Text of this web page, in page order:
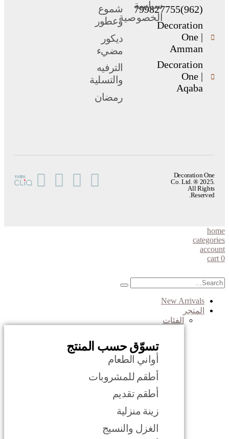
(962)799827755
Decoration
One |
Amman
Decoration
One |
Aqaba
سياسة
الخصوصية
شموع
وعطور
ديكور
مضيء
الترفيه
والتسلية
رمضان
Decoration One
Co. Ltd. ® 2025.
All Rights
Reserved.
home
categories
account
0
cart
New Arrivals
المتجر
الفئات
تسوّق حسب المنتج
أواني الطعام
أطقم للمشروبات
أطقم تقديم
زينة منزلية
الغزل والنسيج